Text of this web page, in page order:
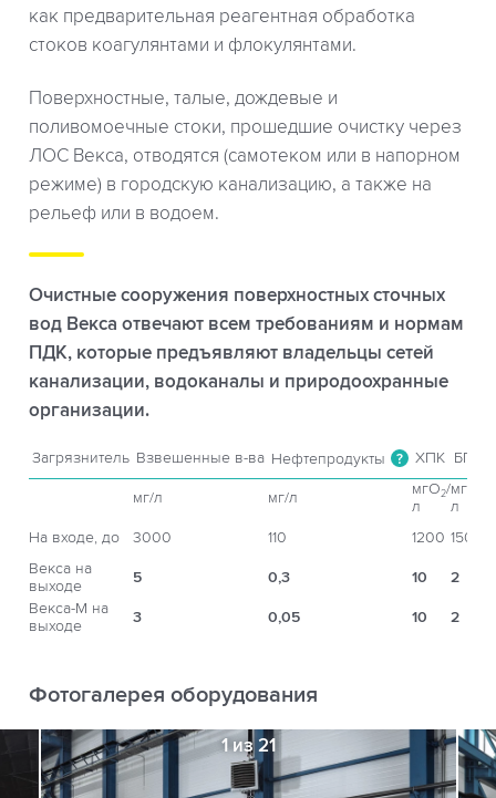
как предварительная реагентная обработка
стоков коагулянтами и флокулянтами.
Поверхностные, талые, дождевые и
поливомоечные стоки, прошедшие очистку через
ЛОС Векса, отводятся (самотеком или в напорном
режиме) в городскую канализацию, а также на
рельеф или в водоем.
Очистные сооружения поверхностных сточных
вод Векса отвечают всем требованиям и нормам
ПДК, которые предъявляют владельцы сетей
канализации, водоканалы и природоохранные
организации.
Загрязнитель Взвешенные в-ва Нефтепродукты ? ХПК БПК
мг/л мг/л мгO2/
л
мгO
л
На входе, до
3000 110 1200 150
Векса на
выходе
5 0,3 10
2
Векса-М на
выходе
3 0,05 10 2
Фотогалерея оборудования
1 из 21